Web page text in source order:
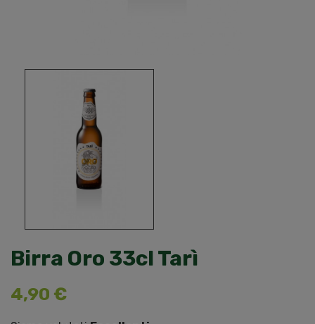
Birra Oro 33cl Tarì
4,90 €